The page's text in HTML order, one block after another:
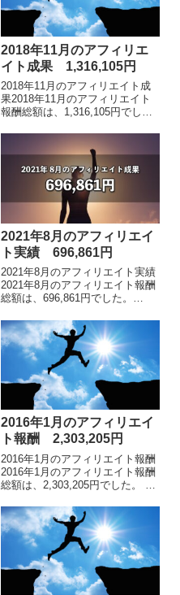
2018年11月のアフィリエ
イト成果 1,316,105円
2018年11月のアフィリエイト成
果2018年11月のアフィリエイト
報酬総額は、1,316,105円でし
酬額の詳細はこちらアフィリエイ
ト報酬総額は、1億2418万円アフ
2021年8月のアフィリエイ
ト実績 696,861円
2021年8月のアフィリエイト実績
2021年8月のアフィリエイト報酬
総額は、696,861円でした。
ォトップ管理画面のフォーマット
が変わりました。アフィリエイト
報酬総...
2016年1月のアフィリエイ
ト報酬 2,303,205円
2016年1月のアフィリエイト報酬
2016年1月のアフィリエイト報酬
総額は、2,303,205円でした。 各
についてはこちらをご覧ください
累計報酬額はこちらです。
7000...